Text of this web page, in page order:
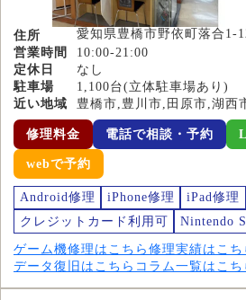
住所
愛知県豊橋市野依町落合1-
営業時間
10:00-21:00
定休日
なし
駐車場
1,100台(立体駐車場あり)
近い地域
豊橋市,豊川市,田原市,湖西
修理料金 電話で相談・予約
webで予約
Android修理 iPhone修理
iPad修理
クレジットカード利用可
Nintendo
ゲーム機修理はこちら 修理実績はこち
データ復旧はこちら コラム一覧はこち